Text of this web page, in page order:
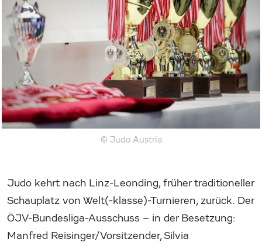
© Judo Austria
Judo kehrt nach Linz-Leonding, früher traditioneller
Schauplatz von Welt(-klasse)-Turnieren, zurück. Der
ÖJV-Bundesliga-Ausschuss – in der Besetzung:
Manfred Reisinger/Vorsitzender, Silvia